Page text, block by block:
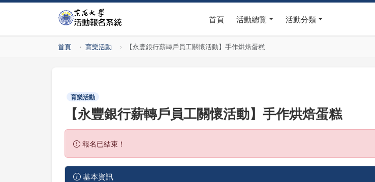
首頁 活動總覽 活動分類
首頁 育樂活動 【永豐銀行薪轉戶員工關懷活動】手作烘焙蛋糕
育樂活動
【永豐銀行薪轉戶員工關懷活動】手作烘焙蛋糕
報名已結束！
基本資訊